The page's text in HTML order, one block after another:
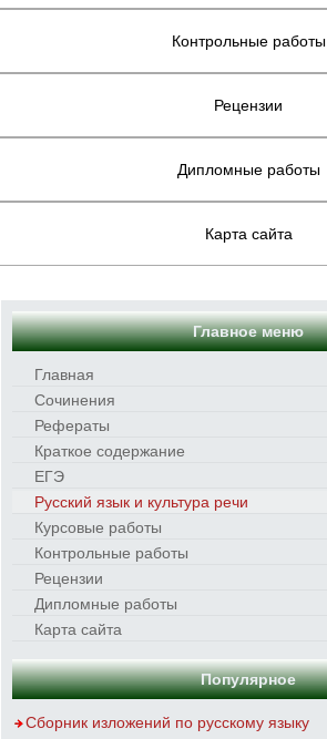
Контрольные работы
Рецензии
Дипломные работы
Карта сайта
Главное меню
Главная
Сочинения
Рефераты
Краткое содержание
ЕГЭ
Русский язык и культура речи
Курсовые работы
Контрольные работы
Рецензии
Дипломные работы
Карта сайта
Популярное
Сборник изложений по русскому языку